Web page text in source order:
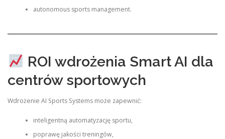
autonomous sports management.
ROI wdrożenia Smart AI dla
centrów sportowych
Wdrożenie AI Sports Systems może zapewnić:
inteligentną automatyzację sportu,
poprawę jakości treningów,